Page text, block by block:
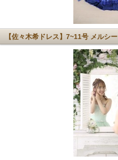
【佐々木希ドレス】7~11号 メルシー